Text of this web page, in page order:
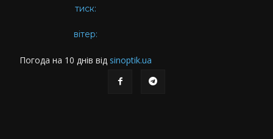
тиск:
вітер:
Погода на 10 днів від sinoptik.ua